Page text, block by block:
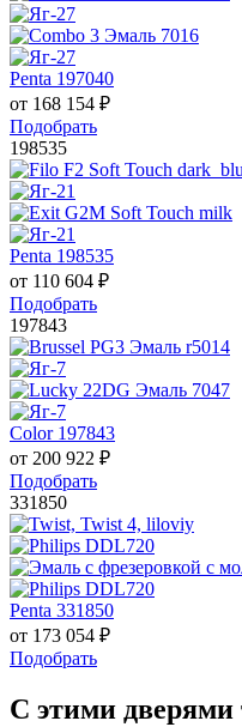
Penta 197040
от 168 154 ₽
Подобрать
198535
Penta 198535
от 110 604 ₽
Подобрать
197843
Color 197843
от 200 922 ₽
Подобрать
331850
Penta 331850
от 173 054 ₽
Подобрать
С этими дверями